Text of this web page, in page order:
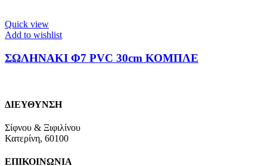
Quick view
Add to wishlist
ΣΩΛΗΝΑΚΙ Φ7 PVC 30cm ΚΟΜΠΛΕ
ΔΙΕΥΘΥΝΣΗ
Σίφνου & Ξιφιλίνου
Κατερίνη, 60100
ΕΠΙΚΟΙΝΩΝΙΑ